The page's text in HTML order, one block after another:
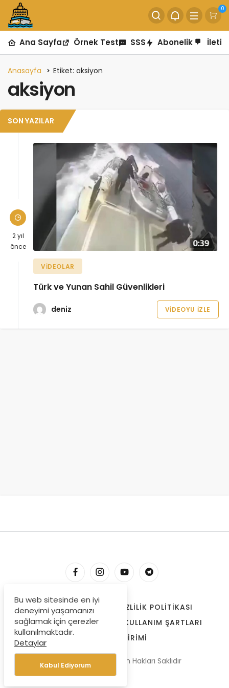
0
Ana Sayfa Örnek Test SSS Abonelik
Anasayfa Etiket: aksiyon
aksiyon
SON YAZILAR
2 yıl
önce
VIDEOLAR
Türk ve Yunan Sahil Güvenlikleri
deniz VIDEOYU İZLE
HESABIM İLETIŞIM
GIZLILIK POLITIKASI
ÇEREZLER
BIZE ULAŞIN
KULLANIM ŞARTLARI
ÖDEME BILDIRIMI
© Copyright 2022, Tüm Hakları Saklıdır
Bu web sitesinde en iyi
deneyimi yaşamanızı
sağlamak için çerezler
kullanılmaktadır.
Detaylar
Kabul Ediyorum